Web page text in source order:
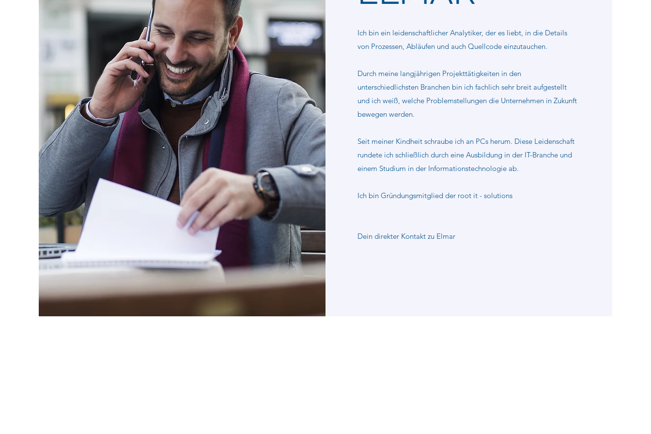
Ich bin ein leidenschaftlicher Analytiker, der es liebt, in die Details
von Prozessen, Abläufen und auch Quellcode einzutauchen.
Durch meine langjährigen Projekttätigkeiten in den
unterschiedlichsten Branchen bin ich fachlich sehr breit aufgestellt
und ich weiß, welche Problemstellungen die Unternehmen in Zukunft
bewegen werden.
Seit meiner Kindheit schraube ich an PCs herum. Diese Leidenschaft
rundete ich schließlich durch eine Ausbildung in der IT-Branche und
einem Studium in der Informationstechnologie ab.
Ich bin Gründungsmitglied der root it - solutions
Dein direkter Kontakt zu Elmar